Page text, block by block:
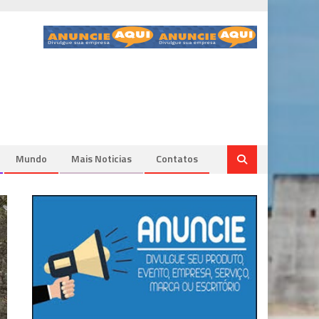
Mundo Mais Noticias Contatos